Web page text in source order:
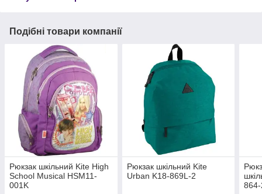
Подібні товари компанії
Рюкзак шкільний Kite High
School Musical HSM11-
001K
Рюкзак шкільний Kite
Urban K18-869L-2